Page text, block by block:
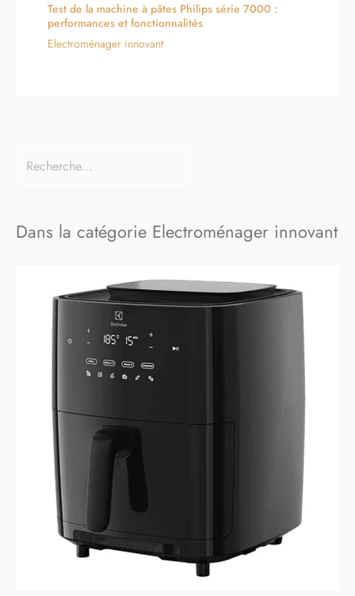
Test de la machine à pâtes Philips série 7000 :
performances et fonctionnalités
Electroménager innovant
Dans la catégorie Electroménager innovant